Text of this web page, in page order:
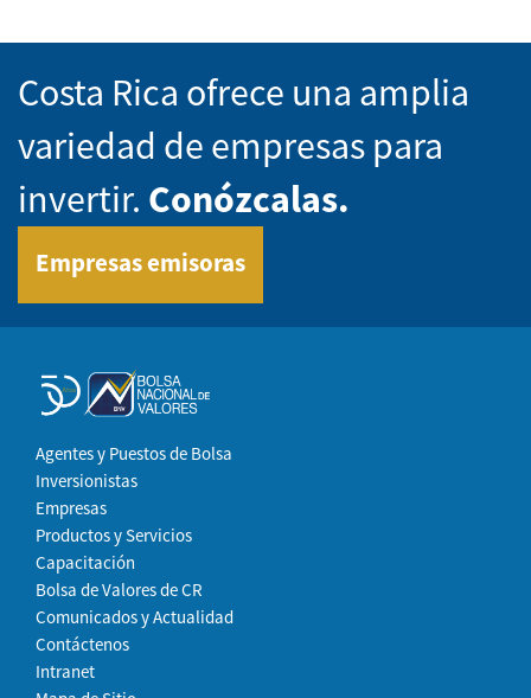
Costa Rica ofrece una amplia
variedad de empresas para
invertir. Conózcalas.
Empresas emisoras
Agentes y Puestos de Bolsa
Inversionistas
Empresas
Productos y Servicios
Capacitación
Bolsa de Valores de CR
Comunicados y Actualidad
Contáctenos
Intranet